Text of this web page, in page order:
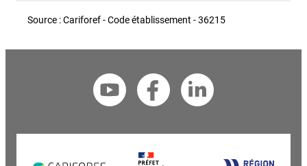
Source : Cariforef - Code établissement - 36215